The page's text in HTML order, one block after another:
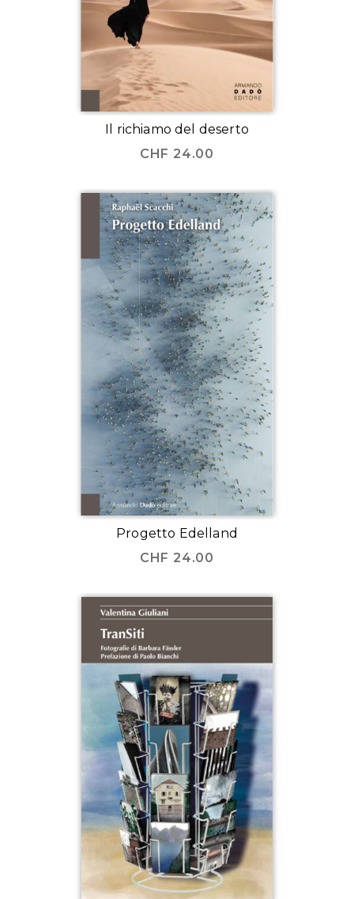
Il richiamo del deserto
CHF 24.00
Progetto Edelland
CHF 24.00